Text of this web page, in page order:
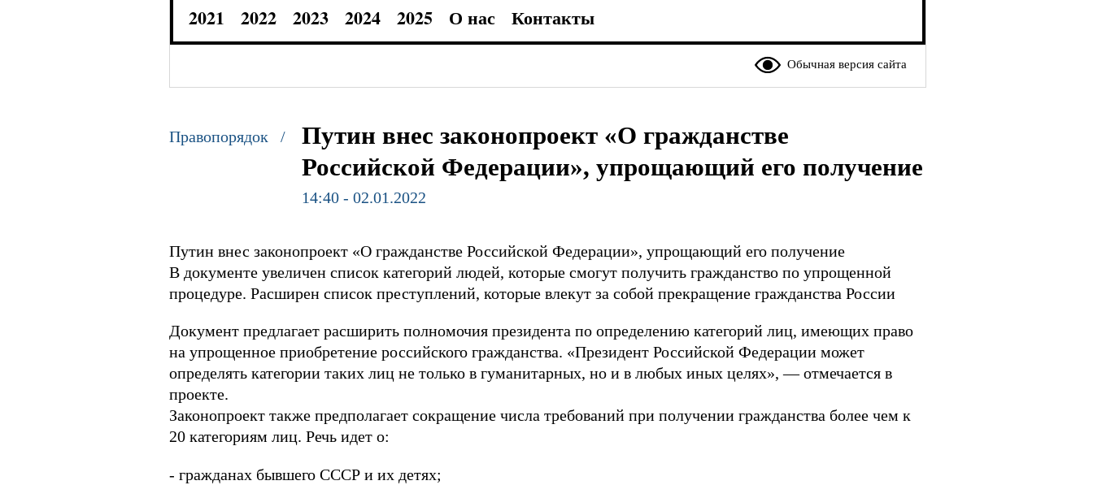
2021
2022 2023 2024 2025 О нас Контакты
Обычная версия сайта
Правопорядок /
Путин внес законопроект «О гражданстве
Российской Федерации», упрощающий его получение
14:40 - 02.01.2022
Путин внес законопроект «О гражданстве Российской Федерации», упрощающий его получение
В документе увеличен список категорий людей, которые смогут получить гражданство по упрощенной
процедуре. Расширен список преступлений, которые влекут за собой прекращение гражданства России
Документ предлагает расширить полномочия президента по определению категорий лиц, имеющих право
на упрощенное приобретение российского гражданства. «Президент Российской Федерации может
определять категории таких лиц не только в гуманитарных, но и в любых иных целях», — отмечается в
проекте.
Законопроект также предполагает сокращение числа требований при получении гражданства более чем к
20 категориям лиц. Речь идет о:
- гражданах бывшего СССР и их детях;